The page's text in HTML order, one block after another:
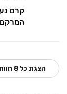
קרם
המרקם
הצגת כל 8 חוות הדעת ▾